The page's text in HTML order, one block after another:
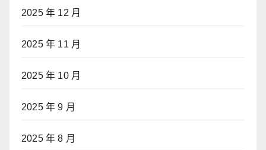
2025 年 12 月
2025 年 11 月
2025 年 10 月
2025 年 9 月
2025 年 8 月